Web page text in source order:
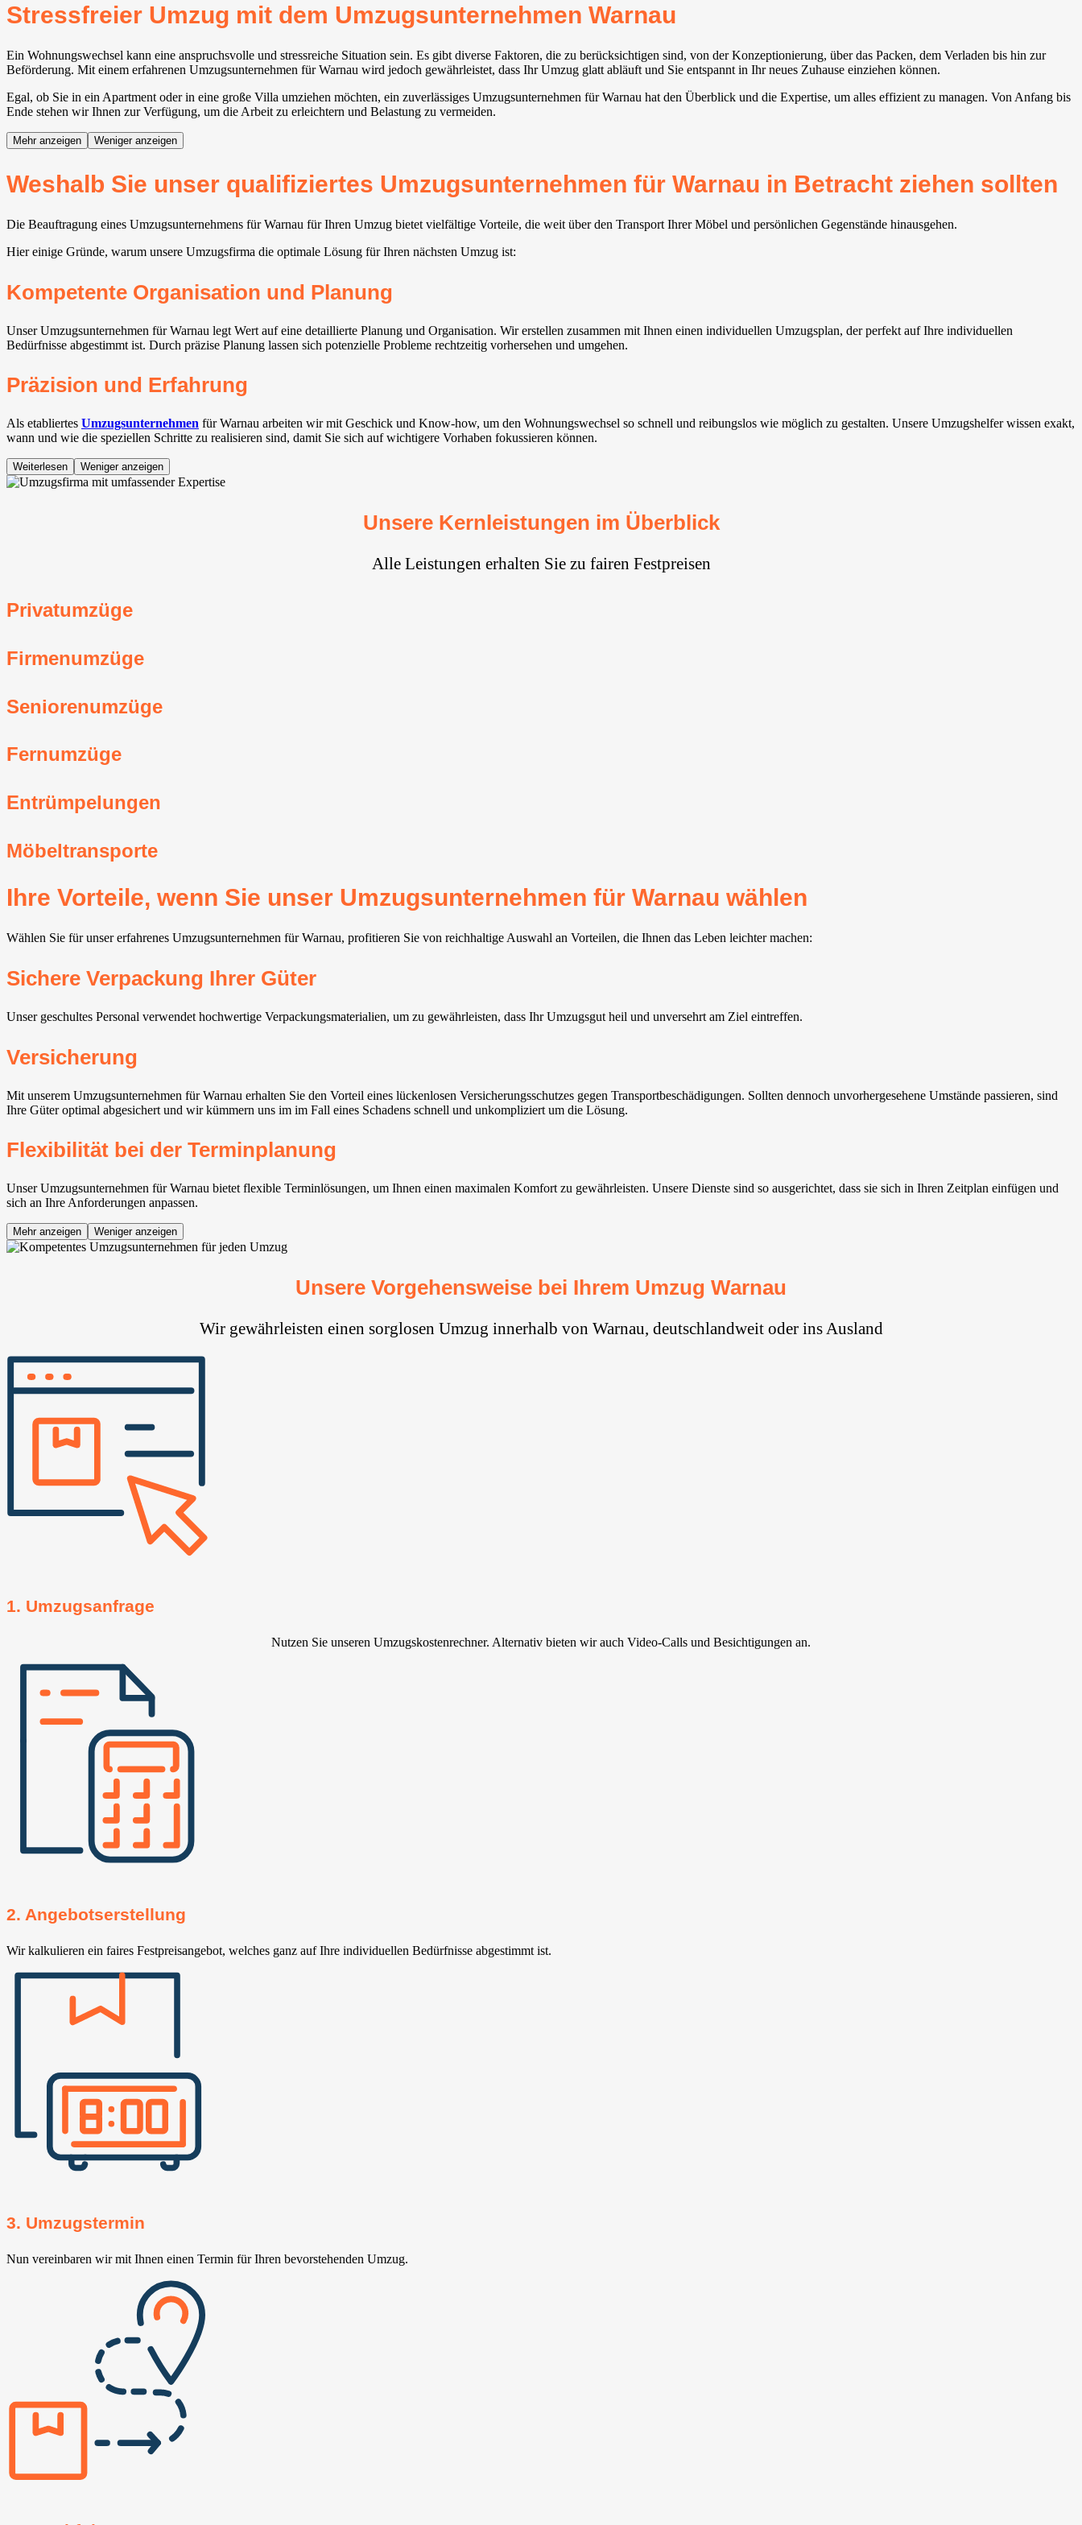
Stressfreier Umzug mit dem Umzugsunternehmen Warnau
Ein Wohnungswechsel kann eine anspruchsvolle und stressreiche Situation sein. Es gibt diverse Faktoren, die zu berücksichtigen sind, von der Konzeptionierung, über das Packen, dem Verladen bis hin zur
Beförderung. Mit einem erfahrenen Umzugsunternehmen für Warnau wird jedoch gewährleistet, dass Ihr Umzug glatt abläuft und Sie entspannt in Ihr neues Zuhause einziehen können.
Egal, ob Sie in ein Apartment oder in eine große Villa umziehen möchten, ein zuverlässiges Umzugsunternehmen für Warnau hat den Überblick und die Expertise, um alles effizient zu managen. Von Anfang bis
Ende stehen wir Ihnen zur Verfügung, um die Arbeit zu erleichtern und Belastung zu vermeiden.
Mehr anzeigen Weniger anzeigen
Weshalb Sie unser qualifiziertes Umzugsunternehmen für Warnau in Betracht ziehen sollten
Die Beauftragung eines Umzugsunternehmens für Warnau für Ihren Umzug bietet vielfältige Vorteile, die weit über den Transport Ihrer Möbel und persönlichen Gegenstände hinausgehen.
Hier einige Gründe, warum unsere Umzugsfirma die optimale Lösung für Ihren nächsten Umzug ist:
Kompetente Organisation und Planung
Unser Umzugsunternehmen für Warnau legt Wert auf eine detaillierte Planung und Organisation. Wir erstellen zusammen mit Ihnen einen individuellen Umzugsplan, der perfekt auf Ihre individuellen
Bedürfnisse abgestimmt ist. Durch präzise Planung lassen sich potenzielle Probleme rechtzeitig vorhersehen und umgehen.
Präzision und Erfahrung
Als etabliertes Umzugsunternehmen für Warnau arbeiten wir mit Geschick und Know-how, um den Wohnungswechsel so schnell und reibungslos wie möglich zu gestalten. Unsere Umzugshelfer wissen exakt,
wann und wie die speziellen Schritte zu realisieren sind, damit Sie sich auf wichtigere Vorhaben fokussieren können.
Weiterlesen Weniger anzeigen
Unsere Kernleistungen im Überblick
Alle Leistungen erhalten Sie zu fairen Festpreisen
Privatumzüge
Firmenumzüge
Seniorenumzüge
Fernumzüge
Entrümpelungen
Möbeltransporte
Ihre Vorteile, wenn Sie unser Umzugsunternehmen für Warnau wählen
Wählen Sie für unser erfahrenes Umzugsunternehmen für Warnau, profitieren Sie von reichhaltige Auswahl an Vorteilen, die Ihnen das Leben leichter machen:
Sichere Verpackung Ihrer Güter
Unser geschultes Personal verwendet hochwertige Verpackungsmaterialien, um zu gewährleisten, dass Ihr Umzugsgut heil und unversehrt am Ziel eintreffen.
Versicherung
Mit unserem Umzugsunternehmen für Warnau erhalten Sie den Vorteil eines lückenlosen Versicherungsschutzes gegen Transportbeschädigungen. Sollten dennoch unvorhergesehene Umstände passieren, sind
Ihre Güter optimal abgesichert und wir kümmern uns im im Fall eines Schadens schnell und unkompliziert um die Lösung.
Flexibilität bei der Terminplanung
Unser Umzugsunternehmen für Warnau bietet flexible Terminlösungen, um Ihnen einen maximalen Komfort zu gewährleisten. Unsere Dienste sind so ausgerichtet, dass sie sich in Ihren Zeitplan einfügen und
sich an Ihre Anforderungen anpassen.
Mehr anzeigen Weniger anzeigen
Unsere Vorgehensweise bei Ihrem Umzug Warnau
Wir gewährleisten einen sorglosen Umzug innerhalb von Warnau, deutschlandweit oder ins Ausland
1. Umzugsanfrage
Nutzen Sie unseren Umzugskostenrechner. Alternativ bieten wir auch Video-Calls und Besichtigungen an.
2. Angebotserstellung
Wir kalkulieren ein faires Festpreisangebot, welches ganz auf Ihre individuellen Bedürfnisse abgestimmt ist.
3. Umzugstermin
Nun vereinbaren wir mit Ihnen einen Termin für Ihren bevorstehenden Umzug.